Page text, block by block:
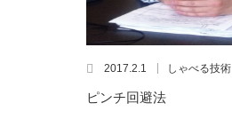
2017.2.1 しゃべる技術
ピンチ回避法